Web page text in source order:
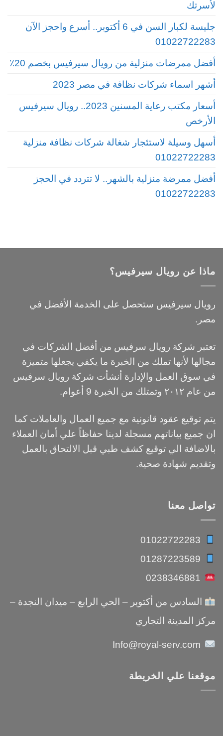
لأسرتك
جليسة لكبار السن في 6 أكتوبر.. أسرع واحجز الآن
01022722283
أفضل ممرضات منزلية من رويال سيرفيس بخصم 20٪
أشهر اسماء شركات نظافة في مصر 2023
أسعار مكتب رعاية المسنين 2023.. رويال سيرفيس
الأرخص
أسهل وسيلة لاستئجار شغالة شركات نظافة منزلية
01022722283
أفضل ممرضة منزلية بالشهر.. لا تتردد في الحجز
01022722283
ماذا عن رويال سيرفيس؟
رويال سيرفيس ستحصل على الخدمة الأفضل في
مصر.
تعتبر شركة رويال سرفيس من أفضل الشركات في
مجالها لأنها تملك من الخبرة ما يكفي يجعلها متميزة
في سوق العمل والإدارة أنشأت شركة رويال سرفيس
من عام ٢٠١٢ وتمتلك من الخبرة 9 أعوام.
يتم توقيع عقود قانونية مع جميع العمال والعاملات كما
ان جميع بياناتهم مسجلة لدينا حفاظاً علي أمان العملاء
بالاضافة الي توقيع كشف طبي قبل الالتحاق بالعمل
وتقديم شهادة صحية.
تواصل معنا
01022722283
01287223589
0238346881
السادس من أكتوبر – الحي الرابع – ميدان النجدة –
مركز المدينة التجاري
Info@royal-serv.com
موقعنا علي الخريطة